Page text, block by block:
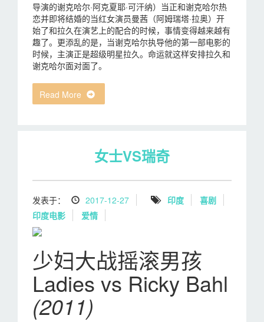
导演的谢克哈尔·阿克夏耶·可汗纳）当正和谢克哈尔热
恋并即将结婚的当红女演员曼茜（阿姆瑞塔·拉奥）开
始了和拉久在演艺上的配合的时候，事情变得越来越有
趣了。更添乱的是，当谢克哈尔执导他的第一部电影的
时候，主演正是超级明星拉久。命运就这样安排拉久和
谢克哈尔面对面了。
Read More
女士VS瑞奇
发表于： 2017-12-27 印度
喜剧
印度电影
爱情
少妇大战摇滚男孩
Ladies vs Ricky Bahl
(2011)